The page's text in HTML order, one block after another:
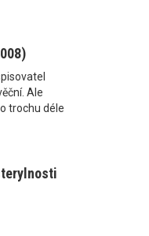
Ale
trochu déle